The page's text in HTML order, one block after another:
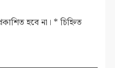
হবে না। * চিহ্নিত